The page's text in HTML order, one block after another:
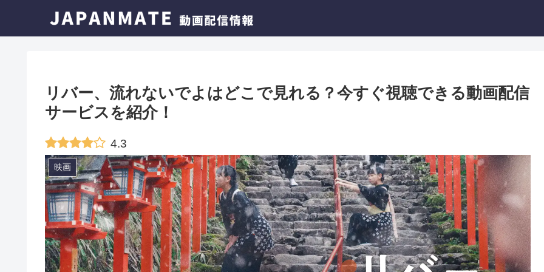
リバー、流れないでよはどこで見れる？今すぐ視聴できる動画配信
サービスを紹介！
4.3
映画